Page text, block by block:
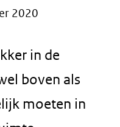
2020
in de
boven als
moeten in